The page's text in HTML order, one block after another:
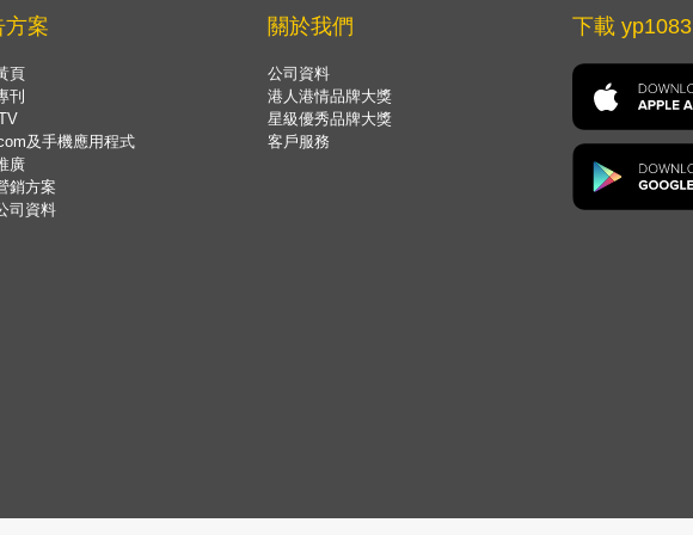
方案
頁
刊
及手機應用程式
廣
銷方案
司資料
關於我們
公司資料
港人港情品牌大獎
星級優秀品牌大獎
客戶服務
下載 yp1083